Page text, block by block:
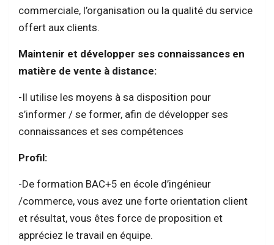
commerciale, l’organisation ou la qualité du service
offert aux clients.
Maintenir et développer ses connaissances en
matière de vente à distance:
-Il utilise les moyens à sa disposition pour
s’informer / se former, afin de développer ses
connaissances et ses compétences
Profil:
-De formation BAC+5 en école d’ingénieur
/commerce, vous avez une forte orientation client
et résultat, vous êtes force de proposition et
appréciez le travail en équipe.